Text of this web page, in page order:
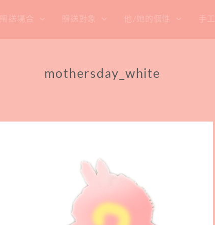
贈送場合 贈送對象 他/她的個性 手
mothersday_white